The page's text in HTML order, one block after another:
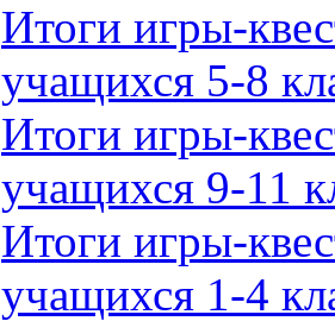
Итоги игры-
учащихся 5-8
Итоги игры-
учащихся 9-11
Итоги игры-
учащихся 1-4